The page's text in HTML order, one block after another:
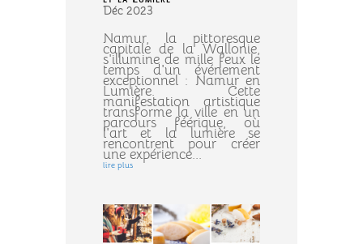
Déc 2023
Namur, la pittoresque
capitale de la Wallonie,
s'illumine de mille feux le
temps d'un événement
exceptionnel : Namur en
Lumière. Cette
manifestation artistique
transforme la ville en un
parcours féérique, où
l'art et la lumière se
rencontrent pour créer
une expérience...
lire plus